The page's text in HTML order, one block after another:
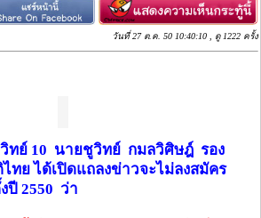
วันที่ 27 ต.ค. 50 10:40:10 , ดู 1222 ครั้ง
ทย์ 10 นายชูวิทย์ กมลวิศิษฎ์ รอง
ทย ได้เปิดแถลงข่าวจะไม่ลงสมัคร
ปี 2550 ว่า